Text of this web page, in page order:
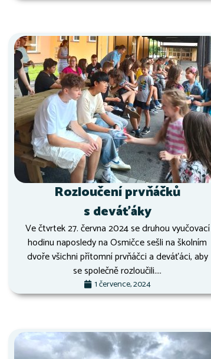
Rozloučení prvňáčků
s deváťáky
Ve čtvrtek 27. června 2024 se druhou vyučovací
hodinu naposledy na Osmičce sešli na školním
dvoře všichni přítomní prvňáčci a deváťáci, aby
se společně rozloučili....
1 července, 2024